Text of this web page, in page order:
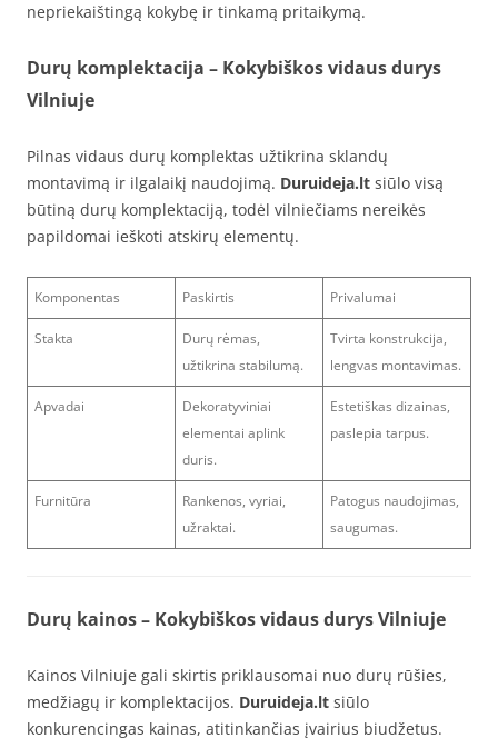
nepriekaištingą kokybę ir tinkamą pritaikymą.
Durų komplektacija – Kokybiškos vidaus durys
Vilniuje
Pilnas vidaus durų komplektas užtikrina sklandų
montavimą ir ilgalaikį naudojimą. Duruideja.lt siūlo visą
būtiną durų komplektaciją, todėl vilniečiams nereikės
papildomai ieškoti atskirų elementų.
Komponentas Paskirtis Privalumai
Stakta
Durų rėmas,
užtikrina stabilumą.
Tvirta konstrukcija,
lengvas montavimas.
Apvadai
Dekoratyviniai
elementai aplink
duris.
Estetiškas dizainas,
paslepia tarpus.
Furnitūra
Rankenos, vyriai,
užraktai.
Patogus naudojimas,
saugumas.
Durų kainos – Kokybiškos vidaus durys Vilniuje
Kainos Vilniuje gali skirtis priklausomai nuo durų rūšies,
medžiagų ir komplektacijos. Duruideja.lt siūlo
konkurencingas kainas, atitinkančias įvairius biudžetus.